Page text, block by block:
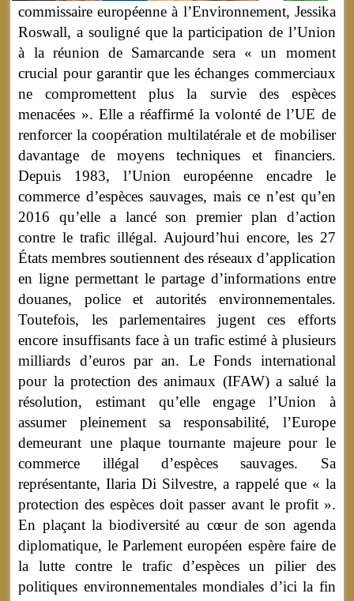
commissaire européenne à l’Environnement, Jessika
Roswall, a souligné que la participation de l’Union
à la réunion de Samarcande sera « un moment
crucial pour garantir que les échanges commerciaux
ne compromettent plus la survie des espèces
menacées ». Elle a réaffirmé la volonté de l’UE de
renforcer la coopération multilatérale et de mobiliser
davantage de moyens techniques et financiers.
Depuis 1983, l’Union européenne encadre le
commerce d’espèces sauvages, mais ce n’est qu’en
2016 qu’elle a lancé son premier plan d’action
contre le trafic illégal. Aujourd’hui encore, les 27
États membres soutiennent des réseaux d’application
en ligne permettant le partage d’informations entre
douanes, police et autorités environnementales.
Toutefois, les parlementaires jugent ces efforts
encore insuffisants face à un trafic estimé à plusieurs
milliards d’euros par an. Le Fonds international
pour la protection des animaux (IFAW) a salué la
résolution, estimant qu’elle engage l’Union à
assumer pleinement sa responsabilité, l’Europe
demeurant une plaque tournante majeure pour le
commerce illégal d’espèces sauvages. Sa
représentante, Ilaria Di Silvestre, a rappelé que « la
protection des espèces doit passer avant le profit ».
En plaçant la biodiversité au cœur de son agenda
diplomatique, le Parlement européen espère faire de
la lutte contre le trafic d’espèces un pilier des
politiques environnementales mondiales d’ici la fin